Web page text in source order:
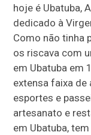
hoje é Ubatuba,
dedicado à
Como não tinha
os riscava com
em Ubatuba em
extensa faixa de
esportes e
artesanato e
em Ubatuba,